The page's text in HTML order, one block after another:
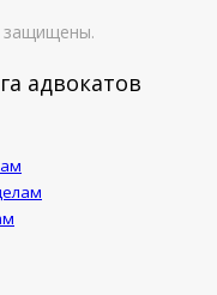
адвокатов